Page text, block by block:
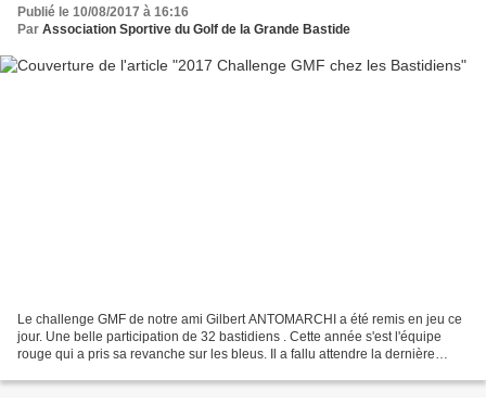
Publié le 10/08/2017 à 16:16
Par Association Sportive du Golf de la Grande Bastide
Le challenge GMF de notre ami Gilbert ANTOMARCHI a été remis en jeu ce
jour. Une belle participation de 32 bastidiens . Cette année s'est l'équipe
rouge qui a pris sa revanche sur les bleus. Il a fallu attendre la dernière